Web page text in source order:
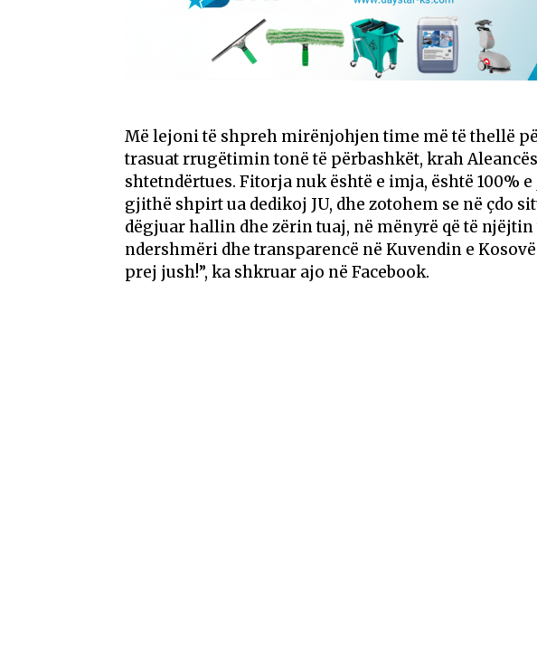
Më lejoni të shpreh mirënjohjen time më të thellë
trasuat rrugëtimin tonë të përbashkët, krah
shtetndërtues. Fitorja nuk është e imja, është 100%
gjithë shpirt ua dedikoj JU, dhe zotohem se në çdo
dëgjuar hallin dhe zërin tuaj, në mënyrë që të
ndershmëri dhe transparencë në Kuvendin e
prej jush!”, ka shkruar ajo në Facebook.